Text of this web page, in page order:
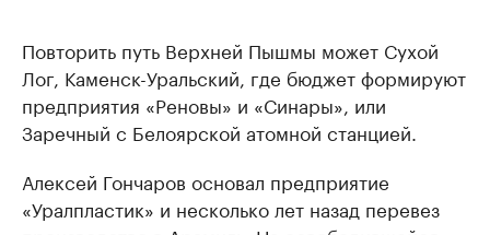
Повторить путь Верхней Пышмы может Сухой
Лог, Каменск-Уральский, где бюджет формируют
предприятия «Реновы» и «Синары», или
Заречный с Белоярской атомной станцией.
Алексей Гончаров основал предприятие
«Уралпластик» и несколько лет назад перевез